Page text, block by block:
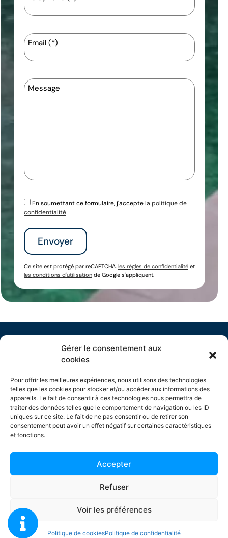
Gérer le consentement aux
cookies
Pour offrir les meilleures expériences, nous utilisons des technologies
telles que les cookies pour stocker et/ou accéder aux informations des
appareils. Le fait de consentir à ces technologies nous permettra de
traiter des données telles que le comportement de navigation ou les ID
uniques sur ce site. Le fait de ne pas consentir ou de retirer son
consentement peut avoir un effet négatif sur certaines caractéristiques
et fonctions.
Accepter
Refuser
Voir les préférences
Politique de cookiesPolitique de confidentialité
Email (*)
Message
En soumettant ce formulaire, j'accepte la politique de
confidentialité
Ce site est protégé par reCAPTCHA. les règles de confidentialité et
les conditions d'utilisation de Google s'appliquent.
Nos prestations piscines
Nos terrasses
Réalisations
ACRYL PISCINE